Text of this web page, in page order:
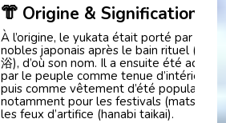
👘 Origine & Signification
À l’origine, le yukata était porté par les
nobles japonais après le bain rituel (yu
浴), d’où son nom. Il a ensuite été adopté
par le peuple comme tenue d’intérieur,
puis comme vêtement d’été populaire,
notamment pour les festivals (matsuri)
les feux d’artifice (hanabi taikai).